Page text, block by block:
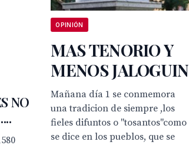
OPINIÓN
MAS TENORIO Y
MENOS JALOGUIN
Mañana día 1 se conmemora
una tradicion de siempre ,los
fieles difuntos o "tosantos"como
se dice en los pueblos, que se
NO